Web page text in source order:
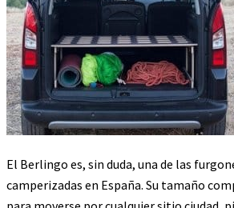
El Berlingo es, sin duda, una de las
camperizadas en España. Su tamaño